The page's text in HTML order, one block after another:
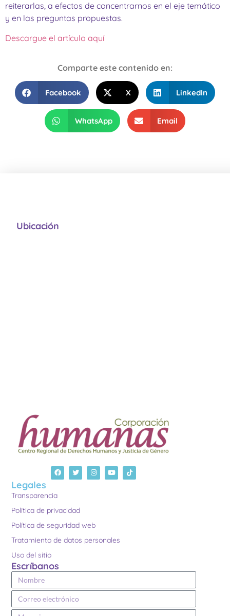
reiterarlas, a efectos de concentrarnos en el eje temático
y en las preguntas propuestas.
Descargue el artículo aquí
Comparte este contenido en:
Facebook X LinkedIn
WhatsApp Email
Legales
Transparencia
Política de privacidad
Política de seguridad web
Tratamiento de datos personales
Uso del sitio
Escríbanos
Ubicación